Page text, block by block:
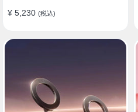
全機種対応
¥ 5,230 (税込)